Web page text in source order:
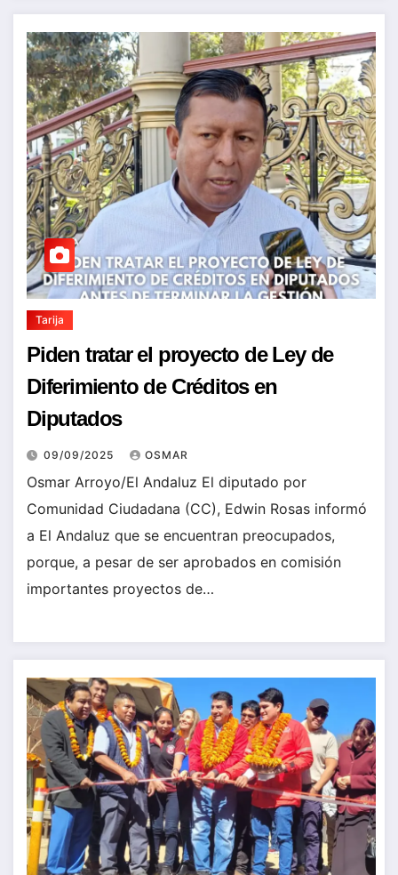
Tarija
Piden tratar el proyecto de Ley de
Diferimiento de Créditos en
Diputados
09/09/2025 OSMAR
Osmar Arroyo/El Andaluz El diputado por
Comunidad Ciudadana (CC), Edwin Rosas informó
a El Andaluz que se encuentran preocupados,
porque, a pesar de ser aprobados en comisión
importantes proyectos de…